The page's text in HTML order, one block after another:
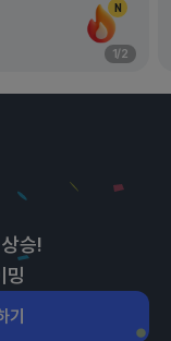
N
1/2
상승!
밍
기